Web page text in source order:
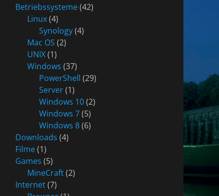
Betriebssysteme(42)
Linux(4)
Synology(4)
Mac OS (2)
UNIX(1)
Windows (37)
PowerShell (29)
Server(1)
Windows 10(2)
Windows 7(5)
Windows 8(6)
Downloads (4)
Filme(1)
Games (5)
MineCraft(2)
Internet(7)